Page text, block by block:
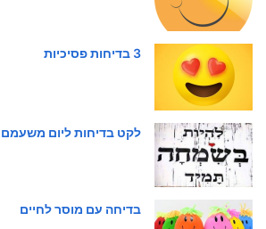
3 בדיחות פסיכיות
לקט בדיחות ליום משעמם
בדיחה עם מוסר לחיים